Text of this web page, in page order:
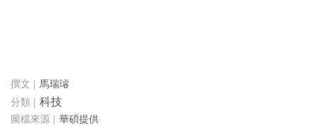
馬瑞璿
科技
華碩提供